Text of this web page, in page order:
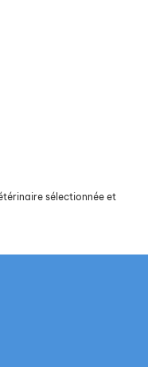
sélectionnée et